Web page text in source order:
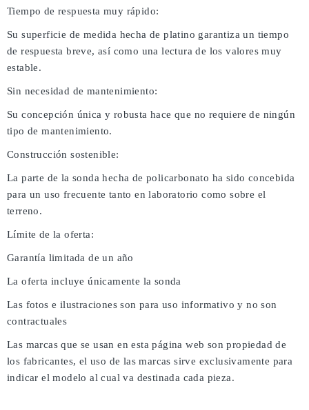
Tiempo de respuesta muy rápido:
Su superficie de medida hecha de platino garantiza un tiempo
de respuesta breve, así como una lectura de los valores muy
estable.
Sin necesidad de mantenimiento:
Su concepción única y robusta hace que no requiere de ningún
tipo de mantenimiento.
Construcción sostenible:
La parte de la sonda hecha de policarbonato ha sido concebida
para un uso frecuente tanto en laboratorio como sobre el
terreno.
Límite de la oferta:
Garantía limitada de un año
La oferta incluye únicamente la sonda
Las fotos e ilustraciones son para uso informativo y no son
contractuales
Las marcas que se usan en esta página web son propiedad de
los fabricantes, el uso de las marcas sirve exclusivamente para
indicar el modelo al cual va destinada cada pieza.